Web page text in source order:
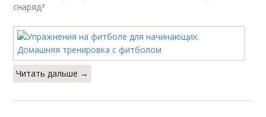
снаряд?
Читать дальше →